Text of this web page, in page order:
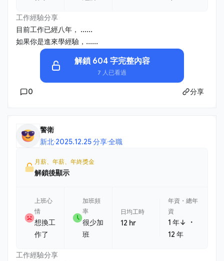
工作經驗分享
目前工作已經八年， ......
如果你是進來學經驗，......
解鎖 604 字完整內容
7 人已看過
0 分享
警衛
新北·2025.12.25 分享·全職
月薪、年薪、年終獎金
解鎖後顯示
上班心
情
想換工
作了
加班頻
率
很少加
班
日均工時
12 hr
年資・總年
資
1 年↓ ・
12 年
工作經驗分享